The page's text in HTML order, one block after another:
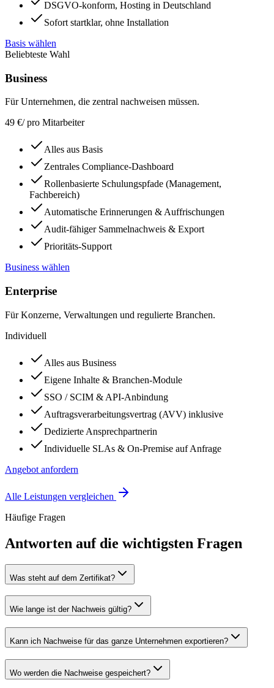
DSGVO-konform, Hosting in Deutschland
Sofort startklar, ohne Installation
Basis wählen
Beliebteste Wahl
Business
Für Unternehmen, die zentral nachweisen müssen.
49 €/pro Mitarbeiter
Alles aus Basis
Zentrales Compliance-Dashboard
Rollenbasierte Schulungspfade (Management,
Fachbereich)
Automatische Erinnerungen & Auffrischungen
Audit-fähiger Sammelnachweis & Export
Prioritäts-Support
Business wählen
Enterprise
Für Konzerne, Verwaltungen und regulierte Branchen.
Individuell
Alles aus Business
Eigene Inhalte & Branchen-Module
SSO / SCIM & API-Anbindung
Auftragsverarbeitungsvertrag (AVV) inklusive
Dedizierte Ansprechpartnerin
Individuelle SLAs & On-Premise auf Anfrage
Angebot anfordern
Alle Leistungen vergleichen
Häufige Fragen
Antworten auf die wichtigsten Fragen
Was steht auf dem Zertifikat?
Wie lange ist der Nachweis gültig?
Kann ich Nachweise für das ganze Unternehmen exportieren?
Wo werden die Nachweise gespeichert?